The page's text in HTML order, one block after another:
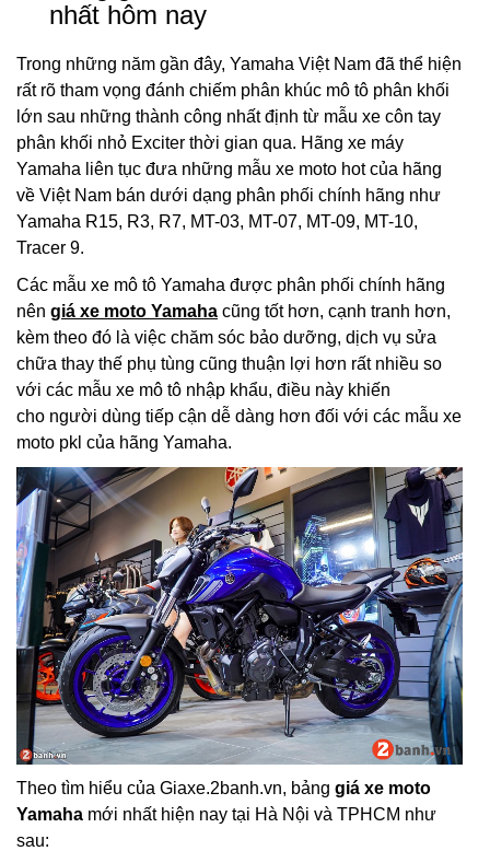
nhất hôm nay
Trong những năm gần đây, Yamaha Việt Nam đã thể hiện
rất rõ tham vọng đánh chiếm phân khúc mô tô phân khối
lớn sau những thành công nhất định từ mẫu xe côn tay
phân khối nhỏ Exciter thời gian qua. Hãng xe máy
Yamaha liên tục đưa những mẫu xe moto hot của hãng
về Việt Nam bán dưới dạng phân phối chính hãng như
Yamaha R15, R3, R7, MT-03, MT-07, MT-09, MT-10,
Tracer 9.
Các mẫu xe mô tô Yamaha được phân phối chính hãng
nên giá xe moto Yamaha cũng tốt hơn, cạnh tranh hơn,
kèm theo đó là việc chăm sóc bảo dưỡng, dịch vụ sửa
chữa thay thế phụ tùng cũng thuận lợi hơn rất nhiều so
với các mẫu xe mô tô nhập khẩu, điều này khiến
cho người dùng tiếp cận dễ dàng hơn đối với các mẫu xe
moto pkl của hãng Yamaha.
Theo tìm hiểu của Giaxe.2banh.vn, bảng giá xe moto
Yamaha mới nhất hiện nay tại Hà Nội và TPHCM như
sau: